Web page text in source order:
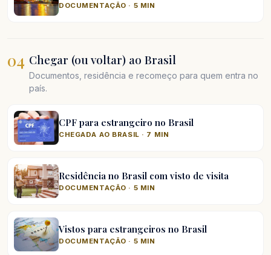
DOCUMENTAÇÃO · 5 MIN
04 Chegar (ou voltar) ao Brasil
Documentos, residência e recomeço para quem entra no
país.
CPF para estrangeiro no Brasil
CHEGADA AO BRASIL · 7 MIN
Residência no Brasil com visto de visita
DOCUMENTAÇÃO · 5 MIN
Vistos para estrangeiros no Brasil
DOCUMENTAÇÃO · 5 MIN